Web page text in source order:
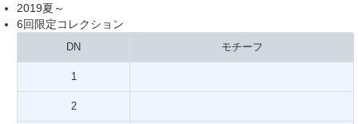
2019夏～
6回限定コレクション
DN モチーフ
1
2